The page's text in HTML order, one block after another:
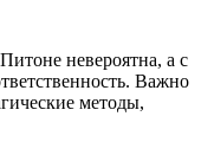
невероятна, а с
Важно
методы,